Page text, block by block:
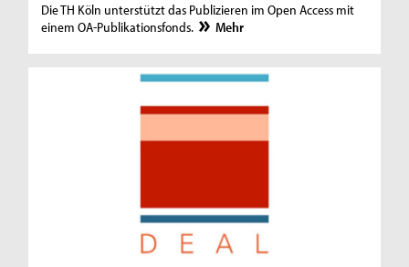
Die TH Köln unterstützt das Publizieren im Open Access mit
einem OA-Publikationsfonds.
Mehr